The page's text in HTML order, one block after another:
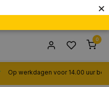
×
0
Op werkdagen voor 14.00 uur